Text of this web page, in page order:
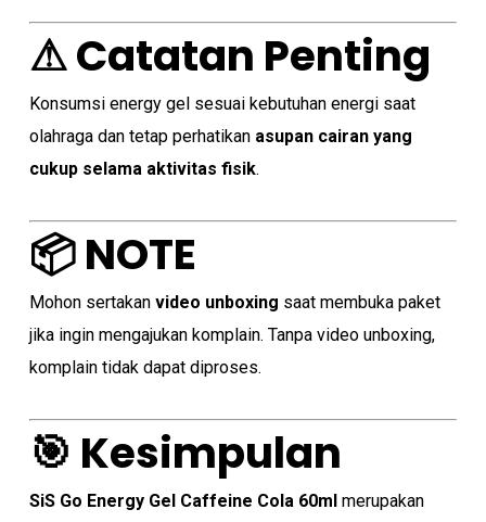
⚠ Catatan Penting
Konsumsi energy gel sesuai kebutuhan energi saat
olahraga dan tetap perhatikan asupan cairan yang
cukup selama aktivitas fisik.
📦 NOTE
Mohon sertakan video unboxing saat membuka paket
jika ingin mengajukan komplain. Tanpa video unboxing,
komplain tidak dapat diproses.
🎯 Kesimpulan
SiS Go Energy Gel Caffeine Cola 60ml merupakan